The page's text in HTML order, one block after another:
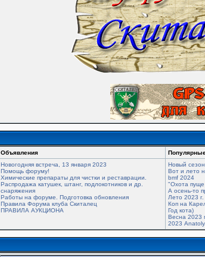
Объявления
Новогодняя встреча, 13 января 2023
Помощь форуму!
Химические препараты для чистки и реставрации.
Распродажа катушек, штанг, подлокотников и др.
снаряжения
Работы на форуме. Подготовка обновления
Правила Форума клуба Скиталец
ПРАВИЛА АУКЦИОНА
Новый сезон.
Вот и лето
bmf 2024
"Охота
А осень-то
Лето 2023 г.
Коп на
Год кота)
Весна 2023
2023